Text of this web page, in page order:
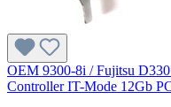
OEM 9300-8i / Fujitsu
Controller IT-Mode 12Gb